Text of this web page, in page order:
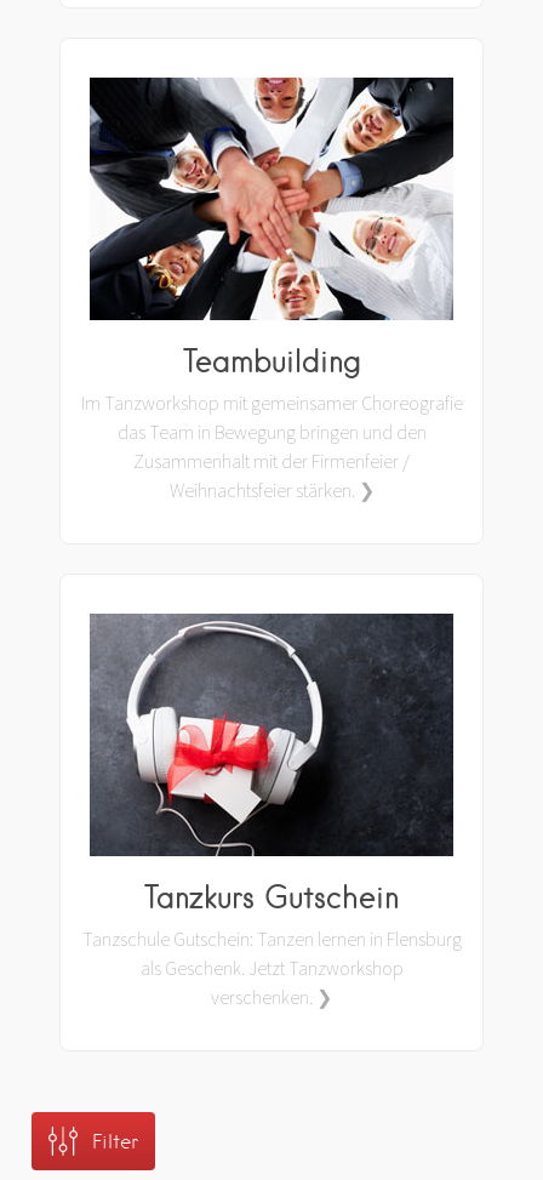
Teambuilding
Im Tanzworkshop mit gemeinsamer Choreografie
das Team in Bewegung bringen und den
Zusammenhalt mit der Firmenfeier /
Weihnachtsfeier stärken. ❯
Tanzkurs Gutschein
Tanzschule Gutschein: Tanzen lernen in Flensburg
als Geschenk. Jetzt Tanzworkshop
verschenken. ❯
Filter